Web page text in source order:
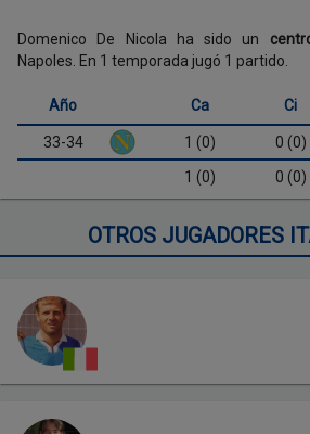
Domenico De Nicola ha sido un
Napoles. En 1 temporada jugó 1 partido.
Año Ca Ci
33-34 1 (0) 0 (0)
1 (0)
0 (0)
OTROS JUGADORES